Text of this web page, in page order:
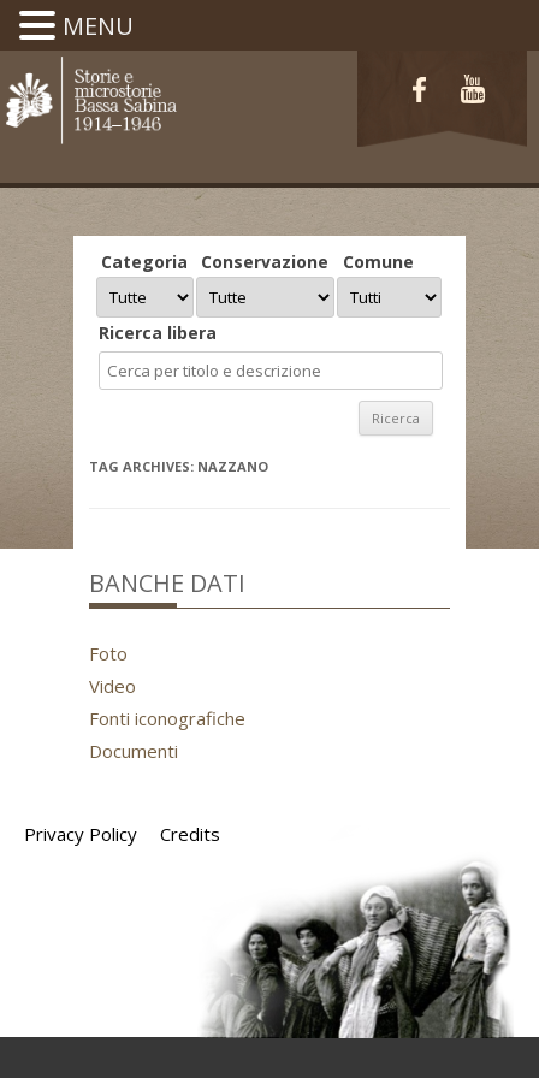
Categoria Conservazione Comune
Ricerca libera
TAG ARCHIVES: NAZZANO
BANCHE DATI
Foto
Video
Fonti iconografiche
Documenti
Privacy Policy Credits
MENU